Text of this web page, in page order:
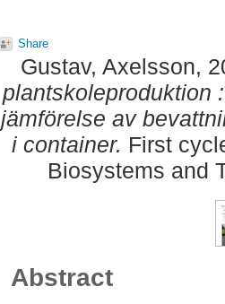
Share
Gustav, Axelsson,
plantskoleproduktion
jämförelse av
i container. First
Biosystems and
Abstract